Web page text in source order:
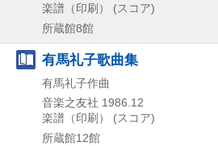
楽譜（印刷） (スコア)
所蔵館8館
有馬礼子歌曲集
有馬礼子作曲
音楽之友社 1986.12
楽譜（印刷） (スコア)
所蔵館12館